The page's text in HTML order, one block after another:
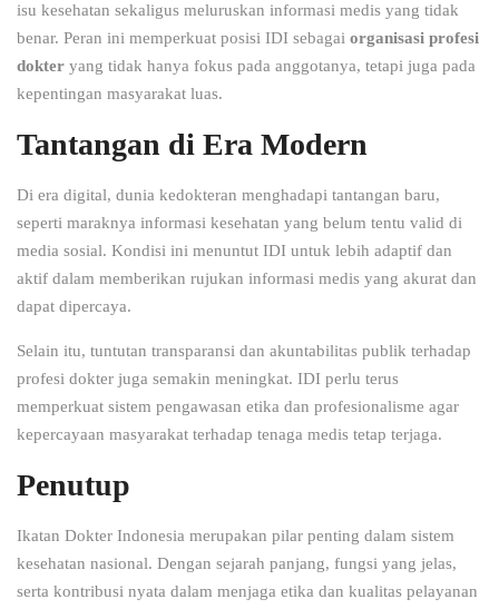
isu kesehatan sekaligus meluruskan informasi medis yang tidak
benar. Peran ini memperkuat posisi IDI sebagai organisasi profesi
dokter yang tidak hanya fokus pada anggotanya, tetapi juga pada
kepentingan masyarakat luas.
Tantangan di Era Modern
Di era digital, dunia kedokteran menghadapi tantangan baru,
seperti maraknya informasi kesehatan yang belum tentu valid di
media sosial. Kondisi ini menuntut IDI untuk lebih adaptif dan
aktif dalam memberikan rujukan informasi medis yang akurat dan
dapat dipercaya.
Selain itu, tuntutan transparansi dan akuntabilitas publik terhadap
profesi dokter juga semakin meningkat. IDI perlu terus
memperkuat sistem pengawasan etika dan profesionalisme agar
kepercayaan masyarakat terhadap tenaga medis tetap terjaga.
Penutup
Ikatan Dokter Indonesia merupakan pilar penting dalam sistem
kesehatan nasional. Dengan sejarah panjang, fungsi yang jelas,
serta kontribusi nyata dalam menjaga etika dan kualitas pelayanan